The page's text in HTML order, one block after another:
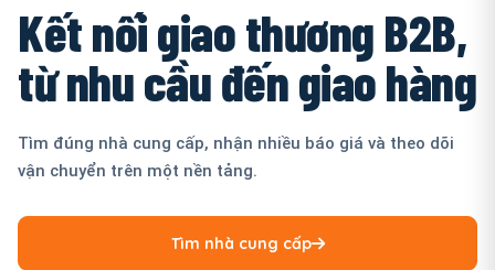
Kết nối giao thương B2B,
từ nhu cầu đến giao hàng
Tìm đúng nhà cung cấp, nhận nhiều báo giá và theo dõi
vận chuyển trên một nền tảng.
Tìm nhà cung cấp